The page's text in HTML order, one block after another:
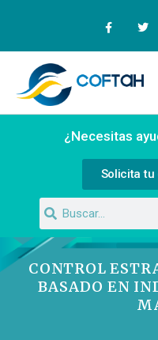
¿Necesitas
Solicita
CONTROL
BASADO EN